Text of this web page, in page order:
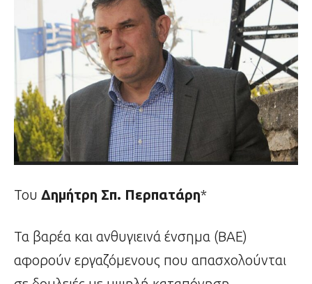
Του Δημήτρη Σπ. Περπατάρη*
Τα βαρέα και ανθυγιεινά ένσημα (ΒΑΕ)
αφορούν εργαζόμενους που απασχολούνται